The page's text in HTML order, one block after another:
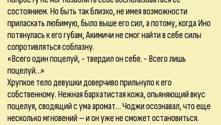
состоянием. Но быть так близко, не имея возможности
приласкать любимую, было выше его сил, а потому, когда Ино
потянулась к его губам, Акимичи не смог найти в себе силы
сопротивляться соблазну.
«Всего один поцелуй, - твердил он себе. - Всего лишь
поцелуй…»
Хрупкое тело девушки доверчиво прильнуло к его
собственному. Нежная бархатистая кожа, опьяняющий вкус
поцелуя, сводящий с ума аромат… Чоджи осознавал, что еще
несколько мгновений – и он уже не сможет остановиться.